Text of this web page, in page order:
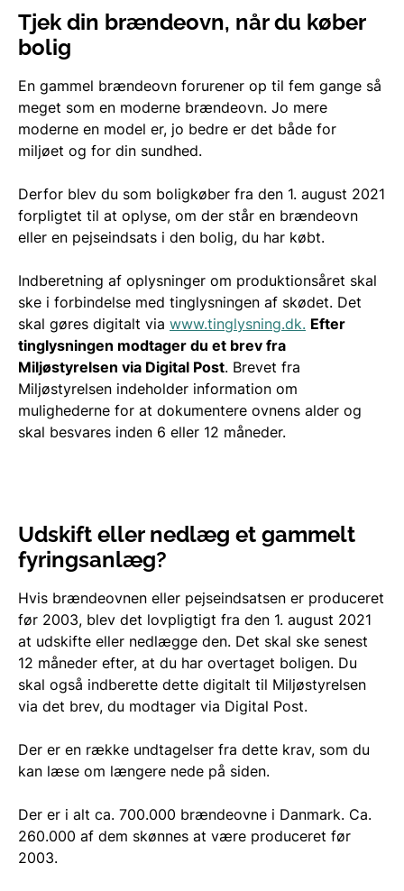
Tjek din brændeovn, når du køber
bolig
En gammel brændeovn forurener op til fem gange så
meget som en moderne brændeovn. Jo mere
moderne en model er, jo bedre er det både for
miljøet og for din sundhed.
Derfor blev du som boligkøber fra den 1. august 2021
forpligtet til at oplyse, om der står en brændeovn
eller en pejseindsats i den bolig, du har købt.
Indberetning af oplysninger om produktionsåret skal
ske i forbindelse med tinglysningen af skødet. Det
skal gøres digitalt via www.tinglysning.dk. Efter
tinglysningen modtager du et brev fra
Miljøstyrelsen via Digital Post. Brevet fra
Miljøstyrelsen indeholder information om
mulighederne for at dokumentere ovnens alder og
skal besvares inden 6 eller 12 måneder.
Udskift eller nedlæg et gammelt
fyringsanlæg?
Hvis brændeovnen eller pejseindsatsen er produceret
før 2003, blev det lovpligtigt fra den 1. august 2021
at udskifte eller nedlægge den. Det skal ske senest
12 måneder efter, at du har overtaget boligen. Du
skal også indberette dette digitalt til Miljøstyrelsen
via det brev, du modtager via Digital Post.
Der er en række undtagelser fra dette krav, som du
kan læse om længere nede på siden.
Der er i alt ca. 700.000 brændeovne i Danmark. Ca.
260.000 af dem skønnes at være produceret før
2003.